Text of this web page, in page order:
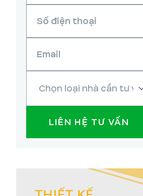
LIÊN HỆ TƯ VẤN